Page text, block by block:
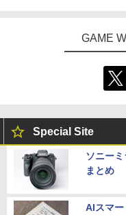
GAME
Special Site
ソニー
まとめ
AIスマ